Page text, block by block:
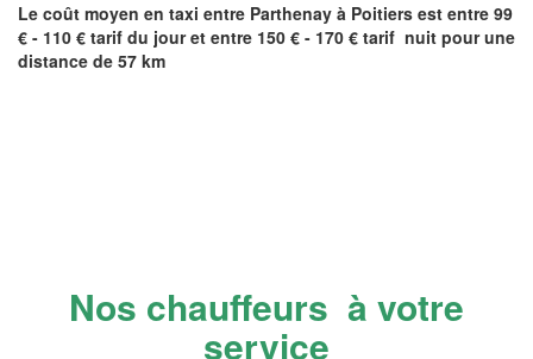
Le coût moyen en taxi entre Parthenay à Poitiers est entre 99
€ - 110 € tarif du jour et entre 150 € - 170 € tarif nuit pour une
distance de 57 km
Nos chauffeurs à votre
service